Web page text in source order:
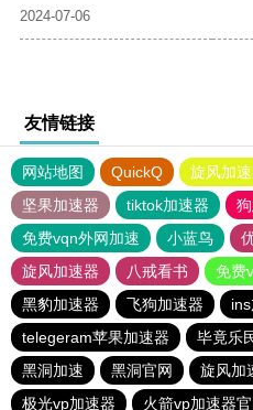
2024-07-06
友情链接
网站地图 QuickQ 旋风加
坚果加速器
tiktok加速器
免费vqn外网加速
小蓝鸟
旋风加速器
八戒看书
免费
黑豹加速器
飞狗加速器
telegeram苹果加速器
毕竟乐
黑洞加速
黑洞官网 旋风加
极光vp加速器
火箭vp加速器